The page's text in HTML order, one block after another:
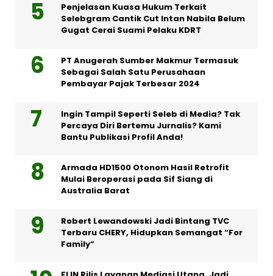
Penjelasan Kuasa Hukum Terkait
Selebgram Cantik Cut Intan Nabila Belum
Gugat Cerai Suami Pelaku KDRT
PT Anugerah Sumber Makmur Termasuk
Sebagai Salah Satu Perusahaan
Pembayar Pajak Terbesar 2024
Ingin Tampil Seperti Seleb di Media? Tak
Percaya Diri Bertemu Jurnalis? Kami
Bantu Publikasi Profil Anda!
Armada HD1500 Otonom Hasil Retrofit
Mulai Beroperasi pada Sif Siang di
Australia Barat
Robert Lewandowski Jadi Bintang TVC
Terbaru CHERY, Hidupkan Semangat “For
Family”